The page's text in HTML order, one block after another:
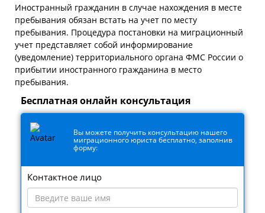
Иностранный гражданин в случае нахождения в месте
пребывания обязан встать на учет по месту
пребывания. Процедура постановки на миграционный
учет представляет собой информирование
(уведомление) территориального органа ФМС России о
прибытии иностранного гражданина в место
пребывания.
Бесплатная онлайн консультация
Вы можете получить консультацию нашего
миграционного юриста бесплатно, заполнив
форму:
Контактное лицо